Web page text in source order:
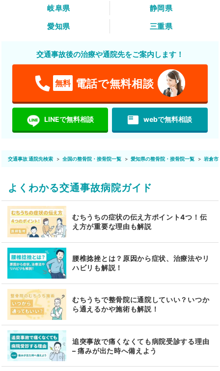
岐阜県
静岡県
愛知県
三重県
交通事故後の治療や通院先をご案内します！
無料 電話で無料相談
LINEで無料相談 featured_play_list webで無料相談
交通事故 通院先検索 全国の整骨院・接骨院一覧 愛知県の整骨院・接骨院一覧 岩倉市
よくわかる交通事故病院ガイド
むちうちの症状の伝え方ポイント4つ！伝
え方が重要な理由も解説
腰椎捻挫とは？原因から症状、治療法やリ
ハビリも解説！
むちうちで整骨院に通院していい？いつか
ら通えるかや施術も解説！
追突事故で痛くなくても病院受診する理由
– 痛みが出た時へ備えよう